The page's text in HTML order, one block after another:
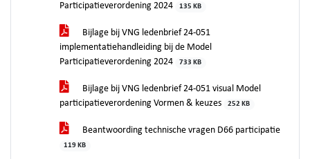
Participatieverordening 2024
135 KB
Bijlage bij VNG ledenbrief 24-051
implementatiehandleiding bij de Model
Participatieverordening 2024
733 KB
Bijlage bij VNG ledenbrief 24-051 visual Model
participatieverordening Vormen & keuzes
252 KB
Beantwoording technische vragen D66 participatie
119 KB